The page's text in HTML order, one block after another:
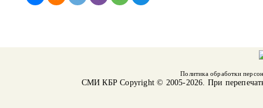
Политика обработки
СМИ КБРCopyright © 2005-2026. При